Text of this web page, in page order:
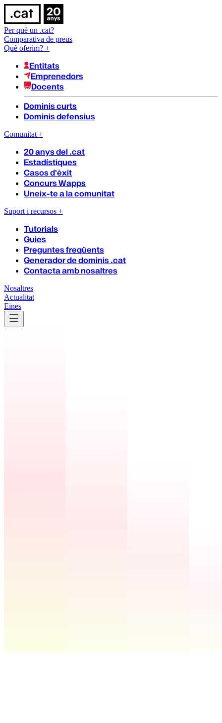
Per què un .cat?
Comparativa de preus
Què oferim? +
Entitats
Emprenedors
Docents
Dominis curts
Dominis defensius
Comunitat +
20 anys del .cat
Estadístiques
Casos d'èxit
Concurs Wapps
Uneix-te a la comunitat
Suport i recursos +
Tutorials
Guies
Preguntes freqüents
Generador de dominis .cat
Contacta amb nosaltres
Nosaltres
Actualitat
Eines